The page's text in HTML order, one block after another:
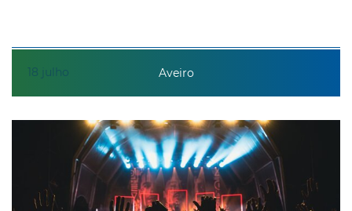
18 julho Aveiro